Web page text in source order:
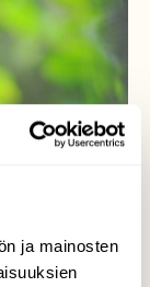
ja mainosten